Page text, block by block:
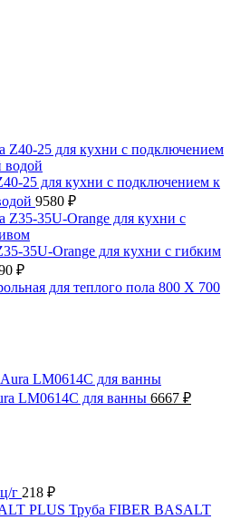
25 для кухни с подключением к
9580 ₽
35U-Orange для кухни с гибким
₽
для теплого пола 800 X 700
LM0614C для ванны 6667 ₽
г 218 ₽
Труба FIBER BASALT